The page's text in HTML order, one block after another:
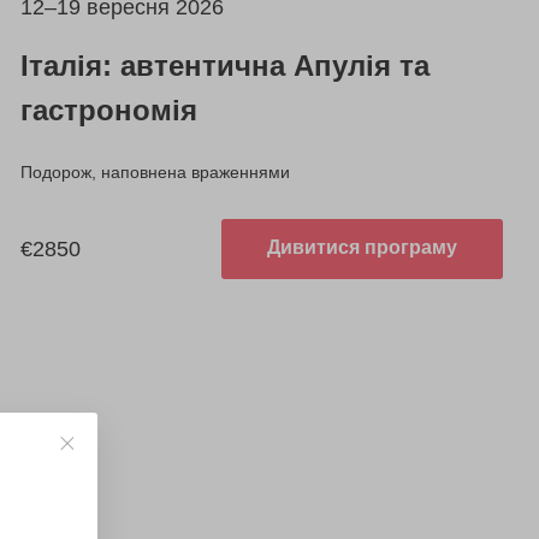
12–19 вересня 2026
Італія: автентична Апулія та
гастрономія
Подорож, наповнена враженнями
€2850 Дивитися програму